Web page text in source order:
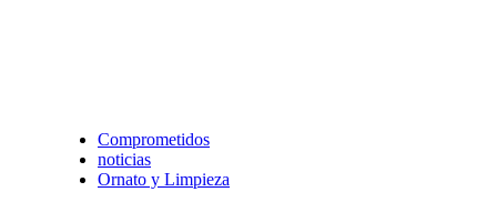
Comprometidos
noticias
Ornato y Limpieza